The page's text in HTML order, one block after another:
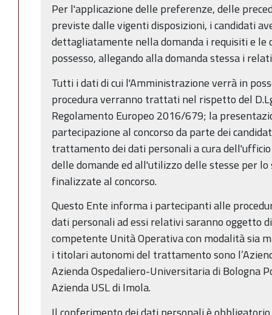
Per l'applicazione delle preferenze, delle
previste dalle vigenti disposizioni, i candidati
dettagliatamente nella domanda i requisiti e le
possesso, allegando alla domanda stessa i
Tutti i dati di cui l'Amministrazione verrà in
procedura verranno trattati nel rispetto del
Regolamento Europeo 2016/679; la
partecipazione al concorso da parte dei
trattamento dei dati personali a cura
delle domande ed all'utilizzo delle stesse per
finalizzate al concorso.
Questo Ente informa i partecipanti alle
dati personali ad essi relativi saranno oggetto
competente Unità Operativa con modalità sia
i titolari autonomi del trattamento sono
Azienda Ospedaliero-Universitaria di Bologna
Azienda USL di Imola.